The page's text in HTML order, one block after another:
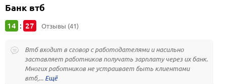
Банк втб
14 : 27 Отзывы (41)
Втб входит в сговор с работодателями и насильно
заставляет работников получать зарплату через их банк.
Многих работников не устраивает быть клиентами
втб,...